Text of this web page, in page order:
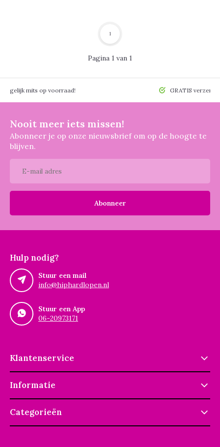
Pagina 1 van 1
1
mits op voorraad! GRATIS
Nooit meer iets missen!
Abonneer je op onze nieuwsbrief om op de hoogte te
blijven.
Abonneer
Hulp nodig?
Stuur een mail
info@hiphardlopen.nl
Stuur een App
06-20973171
Klantenservice
Informatie
Categorieën